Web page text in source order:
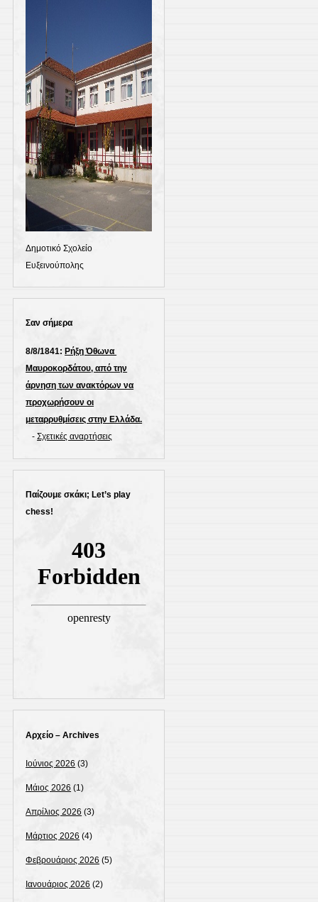
Δημοτικό Σχολείο
Ευξεινούπολης
Σαν σήμερα
8/8/1841: Ρήξη Όθωνα 
Μαυροκορδάτου, από την
άρνηση των ανακτόρων να
προχωρήσουν οι
μεταρρυθμίσεις στην Ελλάδα.
-Σχετικές αναρτήσεις
Παίζουμε σκάκι; Let’s play
chess!
Αρχείο – Archives
Ιούνιος 2026 (3)
Μάιος 2026 (1)
Απρίλιος 2026 (3)
Μάρτιος 2026 (4)
Φεβρουάριος 2026 (5)
Ιανουάριος 2026 (2)